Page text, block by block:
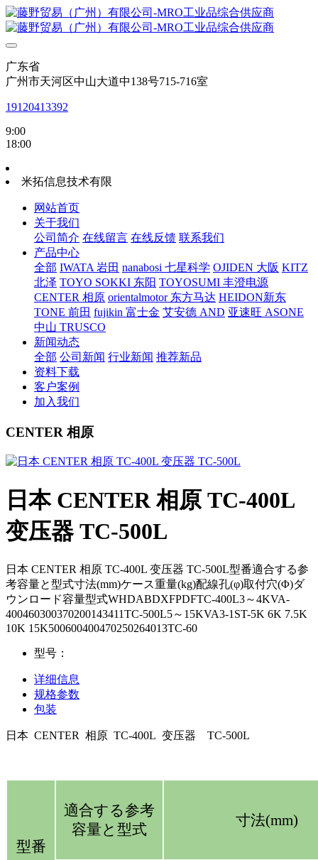
广东省
广州市天河区中山大道中138号715-716室
19120413392
9:00
18:00
米拓信息技术有限
网站首页
关于我们
公司简介 在线留言 在线反馈 联系我们
产品中心
全部 IWATA 岩田 nanabosi 七星科学 OJIDEN 大阪 KITZ
北泽 TOYO SOKKI 东阳 TOYOSUMI 丰澄电源
CENTER 相原 orientalmotor 东方马达 HEIDON新东
TONE 前田 fujikin 富士金 艾安德 AND 亚速旺 ASONE
中山 TRUSCO
新闻动态
全部 公司新闻 行业新闻 推荐新品
资料下载
客户案例
加入我们
CENTER 相原
日本 CENTER 相原 TC-400L
变压器 TC-500L
日本 CENTER 相原 TC-400L 变压器 TC-500L型番適合する参
考容量と型式寸法(mm)ケース重量(kg)配線孔(φ)取付穴(Φ)ダ
ウンロード容量型式WHDABDXFPDFTC-400L3～4KVA-
400460300370200143411TC-500L5～15KVA3-1ST-5K 6K 7.5K
10K 15K500600400470250264013TC-60
型号：
详细信息
规格参数
包装
日本 CENTER 相原 TC-400L 变压器 TC-500L
型番
適合する参考
容量と型式
寸法(mm)